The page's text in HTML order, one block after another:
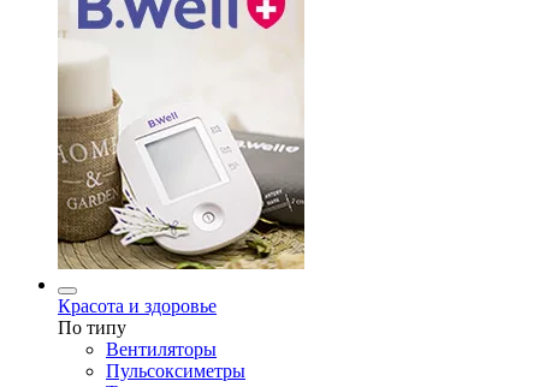
Красота и здоровье
По типу
Вентиляторы
Пульсоксиметры